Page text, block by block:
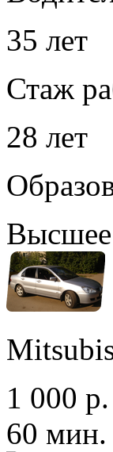
35 лет
Стаж
28 лет
Высшее
1 000 р.
60 мин.